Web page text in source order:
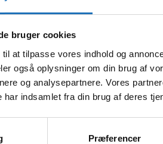
bruger cookies
at tilpasse vores indhold og
også oplysninger om din brug af
og analysepartnere. Vores
har indsamlet fra din brug af deres
Præferencer